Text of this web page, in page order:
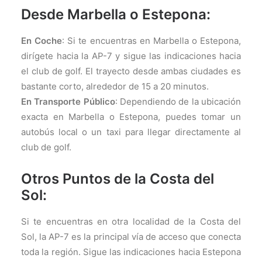
Desde Marbella o Estepona:
En Coche: Si te encuentras en Marbella o Estepona,
dirígete hacia la AP-7 y sigue las indicaciones hacia
el club de golf. El trayecto desde ambas ciudades es
bastante corto, alrededor de 15 a 20 minutos.
En Transporte Público: Dependiendo de la ubicación
exacta en Marbella o Estepona, puedes tomar un
autobús local o un taxi para llegar directamente al
club de golf.
Otros Puntos de la Costa del
Sol:
Si te encuentras en otra localidad de la Costa del
Sol, la AP-7 es la principal vía de acceso que conecta
toda la región. Sigue las indicaciones hacia Estepona